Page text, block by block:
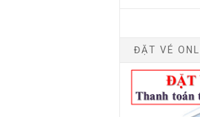
ĐẶT VÉ